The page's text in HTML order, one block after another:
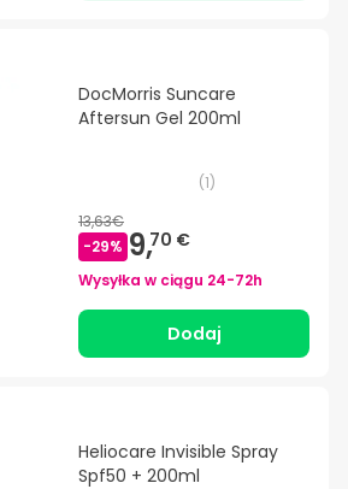
DocMorris Suncare
Aftersun Gel 200ml
(1)
13,63€
-29% 9,70 €
Wysyłka w ciągu 24-72h
Dodaj
Heliocare Invisible Spray
Spf50 + 200ml